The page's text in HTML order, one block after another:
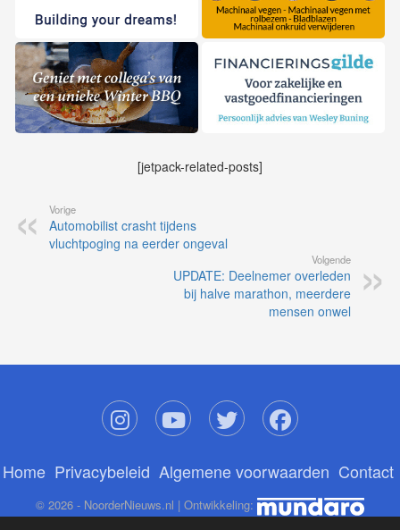
[jetpack-related-posts]
Vorige
Automobilist crasht tijdens
vluchtpoging na eerder ongeval
Volgende
UPDATE: Deelnemer overleden
bij halve marathon, meerdere
mensen onwel
Home Privacybeleid Algemene voorwaarden Contact
© 2026 - NoorderNieuws.nl | Ontwikkeling: